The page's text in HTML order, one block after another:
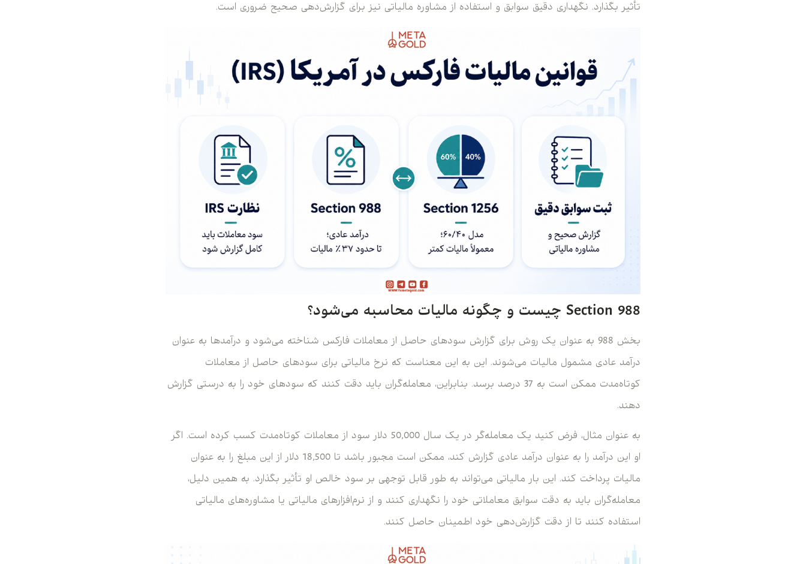
تأثیر بگذارد. نگهداری دقیق سوابق و استفاده از مشاوره مالیاتی نیز برای گزارش‌دهی صحیح ضروری است.
Section 988 چیست و چگونه مالیات محاسبه می‌شود؟
بخش 988 به عنوان یک روش برای گزارش سودهای حاصل از معاملات فارکس شناخته می‌شود و درآمدها به عنوان
درآمد عادی مشمول مالیات می‌شوند. این به این معناست که نرخ مالیاتی برای سودهای حاصل از معاملات
کوتاه‌مدت ممکن است به 37 درصد برسد. بنابراین، معامله‌گران باید دقت کنند که سودهای خود را به درستی گزارش
دهند.
به عنوان مثال، فرض کنید یک معامله‌گر در یک سال 50,000 دلار سود از معاملات کوتاه‌مدت کسب کرده است. اگر
او این درآمد را به عنوان درآمد عادی گزارش کند، ممکن است مجبور باشد تا 18,500 دلار از این مبلغ را به عنوان
مالیات پرداخت کند. این بار مالیاتی می‌تواند به طور قابل توجهی بر سود خالص او تأثیر بگذارد. به همین دلیل،
معامله‌گران باید به دقت سوابق معاملاتی خود را نگهداری کنند و از نرم‌افزارهای مالیاتی یا مشاوره‌های مالیاتی
استفاده کنند تا از دقت گزارش‌دهی خود اطمینان حاصل کنند.